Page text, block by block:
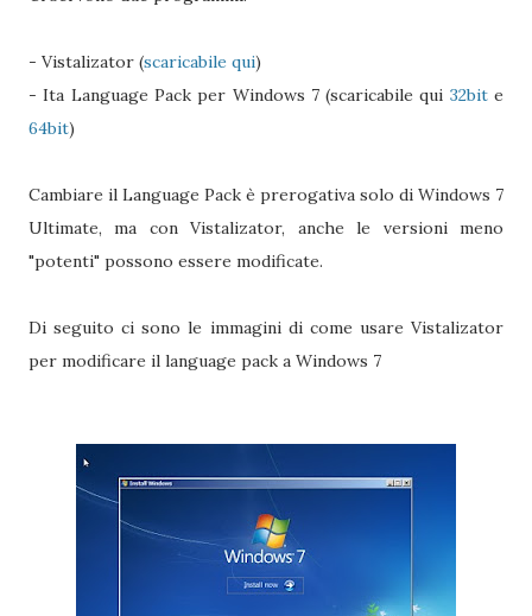
- Vistalizator (scaricabile qui)
- Ita Language Pack per Windows 7 (scaricabile qui 32bite
64bit)
Cambiare il Language Pack è prerogativa solo di Windows 7
Ultimate, ma con Vistalizator, anche le versioni meno
"potenti" possono essere modificate.
Di seguito ci sono le immagini di come usare Vistalizator
per modificare il language pack a Windows 7